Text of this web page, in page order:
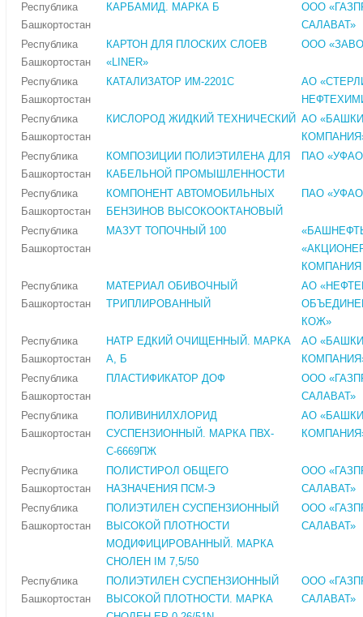
Республика
Башкортостан
КАРБАМИД. МАРКА Б
ООО
САЛАВАТ»
Республика
Башкортостан
КАРТОН ДЛЯ ПЛОСКИХ СЛОЕВ
«LINER»
ООО
Республика
Башкортостан
КАТАЛИЗАТОР ИМ-2201С
АО
Республика
Башкортостан
КИСЛОРОД ЖИДКИЙ ТЕХНИЧЕСКИЙ АО
Республика
Башкортостан
КОМПОЗИЦИИ ПОЛИЭТИЛЕНА ДЛЯ
КАБЕЛЬНОЙ ПРОМЫШЛЕННОСТИ
ПАО
Республика
Башкортостан
КОМПОНЕНТ АВТОМОБИЛЬНЫХ
БЕНЗИНОВ ВЫСОКООКТАНОВЫЙ
ПАО
Республика
Башкортостан
МАЗУТ ТОПОЧНЫЙ 100
Республика
Башкортостан
МАТЕРИАЛ ОБИВОЧНЫЙ
ТРИПЛИРОВАННЫЙ
АО
КОЖ»
Республика
Башкортостан
НАТР ЕДКИЙ ОЧИЩЕННЫЙ. МАРКА
А, Б
АО
Республика
Башкортостан
ПЛАСТИФИКАТОР ДОФ
ООО
САЛАВАТ»
Республика
Башкортостан
ПОЛИВИНИЛХЛОРИД
СУСПЕНЗИОННЫЙ. МАРКА ПВХ-
С-6669ПЖ
АО
Республика
Башкортостан
ПОЛИСТИРОЛ ОБЩЕГО
НАЗНАЧЕНИЯ ПСМ-Э
ООО
САЛАВАТ»
Республика
Башкортостан
ПОЛИЭТИЛЕН СУСПЕНЗИОННЫЙ
ВЫСОКОЙ ПЛОТНОСТИ
МОДИФИЦИРОВАННЫЙ. МАРКА
СНОЛЕН IM 7,5/50
ООО
САЛАВАТ»
Республика
Башкортостан
ПОЛИЭТИЛЕН СУСПЕНЗИОННЫЙ
ВЫСОКОЙ ПЛОТНОСТИ. МАРКА
ООО
САЛАВАТ»